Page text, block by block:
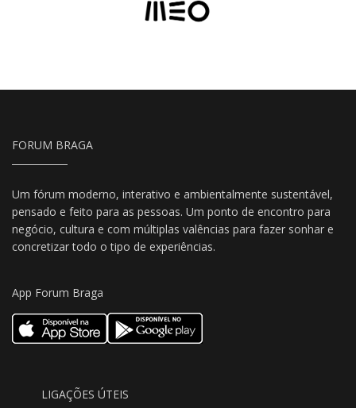
FORUM BRAGA
Um fórum moderno, interativo e ambientalmente sustentável,
pensado e feito para as pessoas. Um ponto de encontro para
negócio, cultura e com múltiplas valências para fazer sonhar e
concretizar todo o tipo de experiências.
App Forum Braga
LIGAÇÕES ÚTEIS